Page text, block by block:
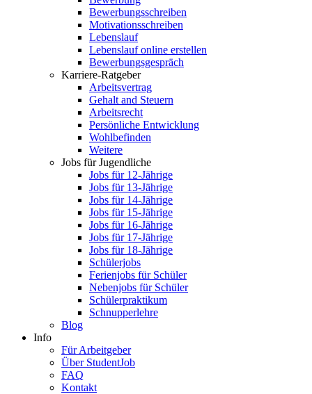
Bewerbungsschreiben
Motivationsschreiben
Lebenslauf
Lebenslauf online erstellen
Bewerbungsgespräch
Karriere-Ratgeber
Arbeitsvertrag
Gehalt and Steuern
Arbeitsrecht
Persönliche Entwicklung
Wohlbefinden
Weitere
Jobs für Jugendliche
Jobs für 12-Jährige
Jobs für 13-Jährige
Jobs für 14-Jährige
Jobs für 15-Jährige
Jobs für 16-Jährige
Jobs für 17-Jährige
Jobs für 18-Jährige
Schülerjobs
Ferienjobs für Schüler
Nebenjobs für Schüler
Schülerpraktikum
Schnupperlehre
Blog
Info
Für Arbeitgeber
Über StudentJob
FAQ
Kontakt